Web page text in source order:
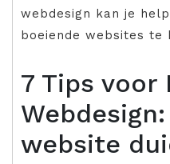
webdesign kan je
boeiende websites te
7 Tips voor
website